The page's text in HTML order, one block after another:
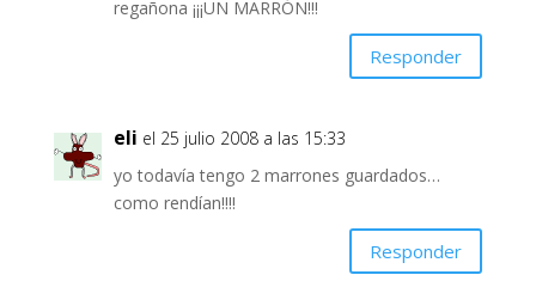
regañona ¡¡¡UN MARRÓN!!!
Responder
eli el 25 julio 2008 a las 15:33
yo todavía tengo 2 marrones guardados…
como rendían!!!!
Responder